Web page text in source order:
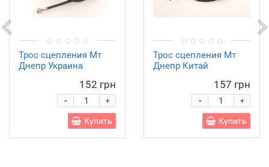
Трос сцепления Мт
Днепр Украина
152 грн
+
-
Купить
Трос сцепления Мт
Днепр Китай
157 грн
+
-
Купить